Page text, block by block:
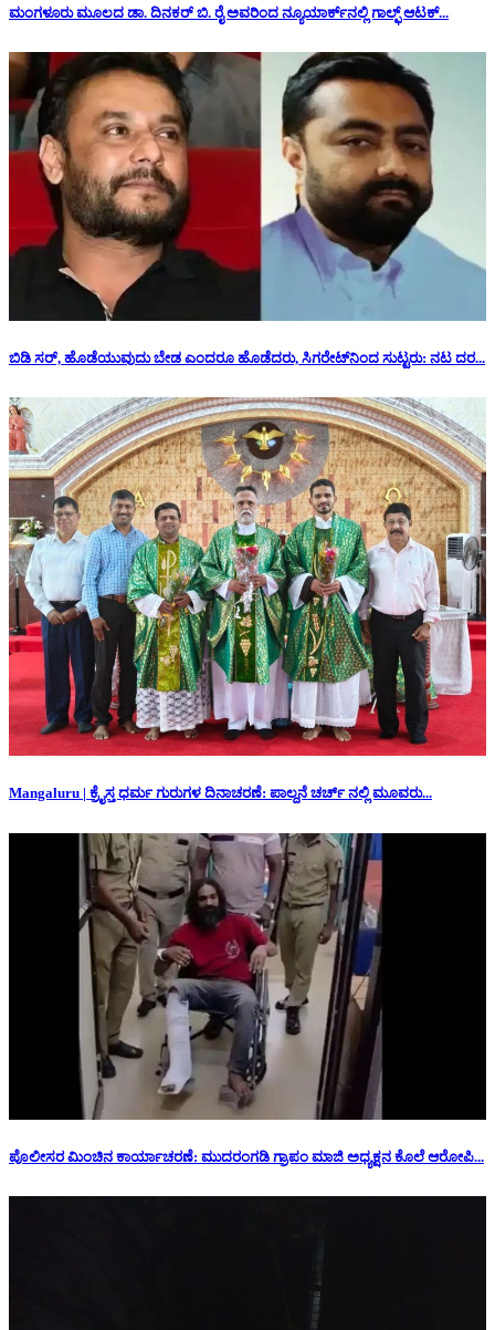
ಮಂಗಳೂರು ಮೂಲದ ಡಾ. ದಿನಕರ್ ಬಿ. ರೈ ಅವರಿಂದ ನ್ಯೂಯಾರ್ಕ್‌ನಲ್ಲಿ ಗಾಲ್ಫ್ ಆಟಕ್...
ಬಿಡಿ ಸರ್, ಹೊಡೆಯುವುದು ಬೇಡ ಎಂದರೂ ಹೊಡೆದರು, ಸಿಗರೇಟ್‌ನಿಂದ ಸುಟ್ಟರು: ನಟ ದರ...
Mangaluru | ಕ್ರೈಸ್ತ ಧರ್ಮ ಗುರುಗಳ ದಿನಾಚರಣೆ: ಪಾಲ್ದನೆ ಚರ್ಚ್ ನಲ್ಲಿ ಮೂವರು...
ಪೊಲೀಸರ ಮಿಂಚಿನ ಕಾರ್ಯಾಚರಣೆ: ಮುದರಂಗಡಿ ಗ್ರಾಪಂ ಮಾಜಿ ಅಧ್ಯಕ್ಷನ‌ ಕೊಲೆ ಆರೋಪಿ...